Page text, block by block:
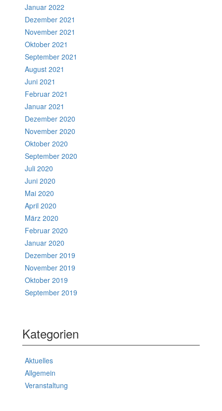
Januar 2022
Dezember 2021
November 2021
Oktober 2021
September 2021
August 2021
Juni 2021
Februar 2021
Januar 2021
Dezember 2020
November 2020
Oktober 2020
September 2020
Juli 2020
Juni 2020
Mai 2020
April 2020
März 2020
Februar 2020
Januar 2020
Dezember 2019
November 2019
Oktober 2019
September 2019
Kategorien
Aktuelles
Allgemein
Veranstaltung